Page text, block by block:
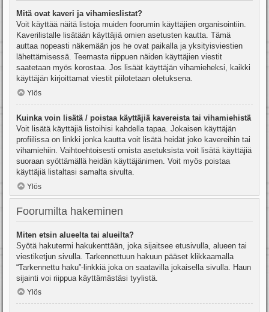
Mitä ovat kaveri ja vihamieslistat?
Voit käyttää näitä listoja muiden foorumin käyttäjien organisointiin.
Kaverilistalle lisätään käyttäjiä omien asetusten kautta. Tämä
auttaa nopeasti näkemään jos he ovat paikalla ja yksityisviestien
lähettämisessä. Teemasta riippuen näiden käyttäjien viestit
saatetaan myös korostaa. Jos lisäät käyttäjän vihamieheksi, kaikki
käyttäjän kirjoittamat viestit piilotetaan oletuksena.
Ylös
Kuinka voin lisätä / poistaa käyttäjiä kavereista tai vihamiehistä
Voit lisätä käyttäjiä listoihisi kahdella tapaa. Jokaisen käyttäjän
profiilissa on linkki jonka kautta voit lisätä heidät joko kavereihin tai
vihamiehiin. Vaihtoehtoisesti omista asetuksista voit lisätä käyttäjiä
suoraan syöttämällä heidän käyttäjänimen. Voit myös poistaa
käyttäjiä listaltasi samalta sivulta.
Ylös
Foorumilta hakeminen
Miten etsin alueelta tai alueilta?
Syötä hakutermi hakukenttään, joka sijaitsee etusivulla, alueen tai
viestiketjun sivulla. Tarkennettuun hakuun pääset klikkaamalla
“Tarkennettu haku”-linkkiä joka on saatavilla jokaisella sivulla. Haun
sijainti voi riippua käyttämästäsi tyylistä.
Ylös